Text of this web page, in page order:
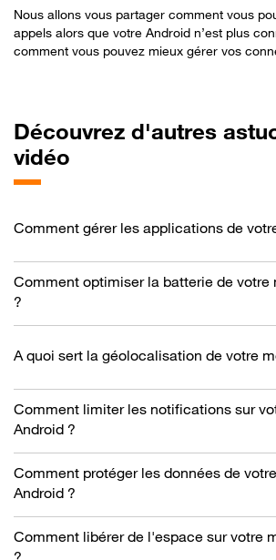
Nous allons vous partager comment vous
appels alors que votre Android n’est plus
comment vous pouvez mieux gérer vos
Découvrez d'autres
vidéo
Comment gérer les applications de
Comment optimiser la batterie de votre
?
A quoi sert la géolocalisation de votre
Comment limiter les notifications sur
Android ?
Comment protéger les données de
Android ?
Comment libérer de l'espace sur votre